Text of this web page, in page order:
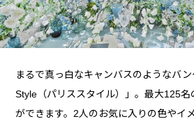
まるで真っ白なキャンバスのようなバ
Style（パリススタイル）」。最大125名
ができます。2人のお気に入りの色やイ